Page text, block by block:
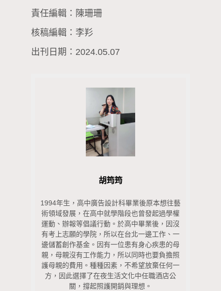
責任編輯：陳珊珊
核稿編輯：李羏
出刊日期：2024.05.07
胡筠筠
1994年生，高中廣告設計科畢業後原本想往藝
術領域發展，在高中就學階段也曾發起過學權
運動、辦報等倡議行動。於高中畢業後，因沒
有考上志願的學院，所以在台北一邊工作、一
邊儲蓄創作基金。因有一位患有身心疾患的母
親，母親沒有工作能力，所以同時也要負擔照
護母親的費用。種種因素，不希望放棄任何一
方，因此選擇了在夜生活文化中任職酒店公
關，撐起照護開銷與理想。